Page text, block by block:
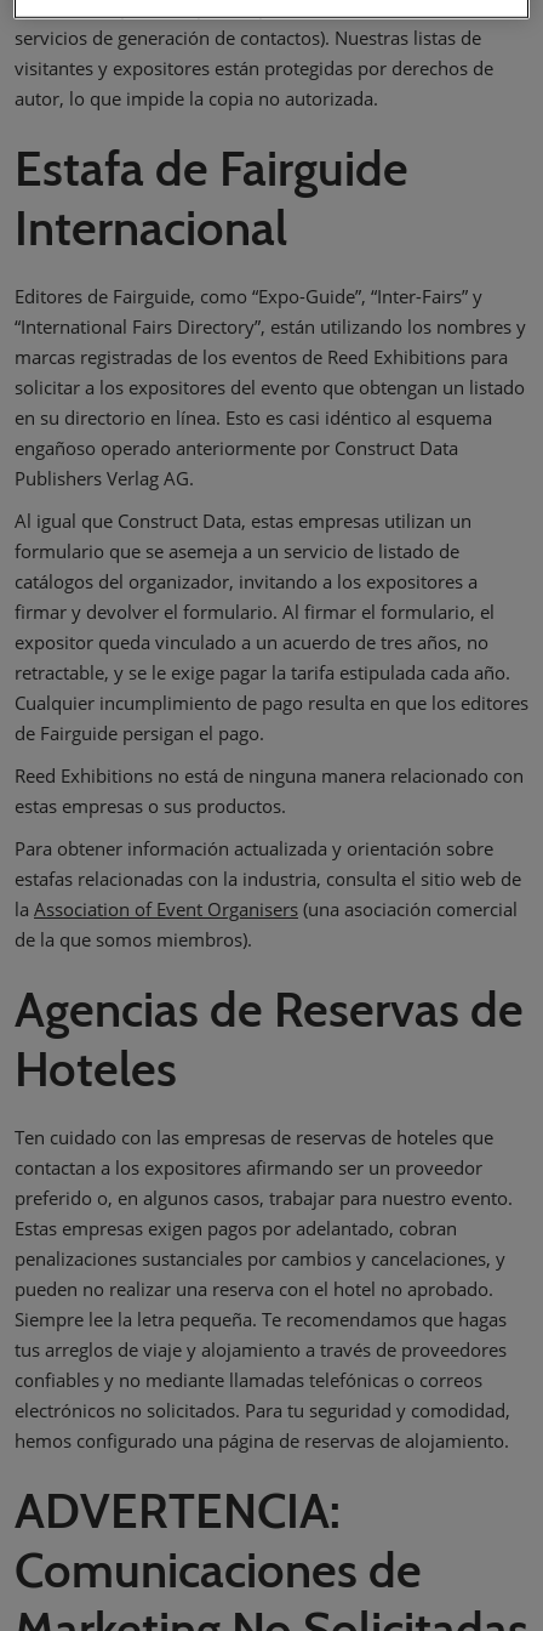
servicios de generación de contactos). Nuestras listas de
visitantes y expositores están protegidas por derechos de
autor, lo que impide la copia no autorizada.
Estafa de Fairguide
Internacional
Editores de Fairguide, como “Expo-Guide”, “Inter-Fairs” y
“International Fairs Directory”, están utilizando los nombres y
marcas registradas de los eventos de Reed Exhibitions para
solicitar a los expositores del evento que obtengan un listado
en su directorio en línea. Esto es casi idéntico al esquema
engañoso operado anteriormente por Construct Data
Publishers Verlag AG.
Al igual que Construct Data, estas empresas utilizan un
formulario que se asemeja a un servicio de listado de
catálogos del organizador, invitando a los expositores a
firmar y devolver el formulario. Al firmar el formulario, el
expositor queda vinculado a un acuerdo de tres años, no
retractable, y se le exige pagar la tarifa estipulada cada año.
Cualquier incumplimiento de pago resulta en que los editores
de Fairguide persigan el pago.
Reed Exhibitions no está de ninguna manera relacionado con
estas empresas o sus productos.
Para obtener información actualizada y orientación sobre
estafas relacionadas con la industria, consulta el sitio web de
la Association of Event Organisers (una asociación comercial
de la que somos miembros).
Agencias de Reservas de
Hoteles
Ten cuidado con las empresas de reservas de hoteles que
contactan a los expositores afirmando ser un proveedor
preferido o, en algunos casos, trabajar para nuestro evento.
Estas empresas exigen pagos por adelantado, cobran
penalizaciones sustanciales por cambios y cancelaciones, y
pueden no realizar una reserva con el hotel no aprobado.
Siempre lee la letra pequeña. Te recomendamos que hagas
tus arreglos de viaje y alojamiento a través de proveedores
confiables y no mediante llamadas telefónicas o correos
electrónicos no solicitados. Para tu seguridad y comodidad,
hemos configurado una página de reservas de alojamiento.
ADVERTENCIA:
Comunicaciones de